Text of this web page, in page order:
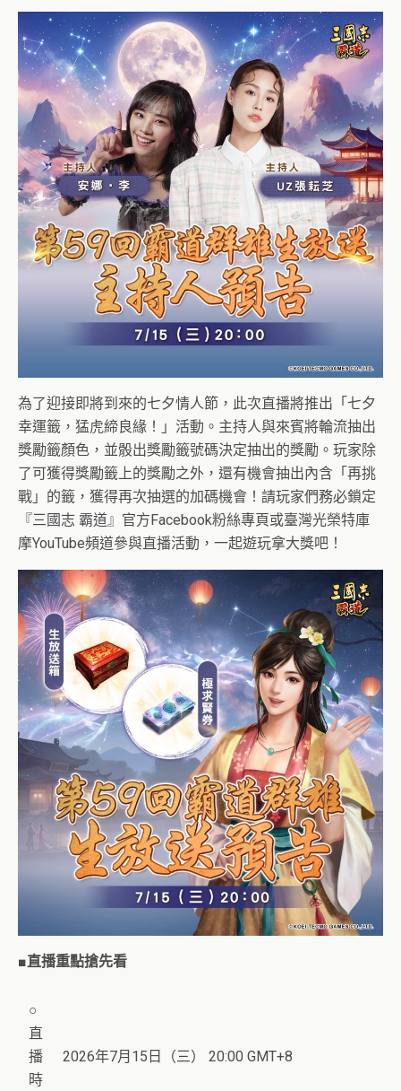
為了迎接即將到來的七夕情人節，此次直播將推出「七夕
幸運籤，猛虎締良緣！」活動。主持人與來賓將輪流抽出
獎勵籤顏色，並骰出獎勵籤號碼決定抽出的獎勵。玩家除
了可獲得獎勵籤上的獎勵之外，還有機會抽出內含「再挑
戰」的籤，獲得再次抽選的加碼機會！請玩家們務必鎖定
『三國志 霸道』官方Facebook粉絲專頁或臺灣光榮特庫
摩YouTube頻道參與直播活動，一起遊玩拿大獎吧！
■直播重點搶先看
○
直
播
時
2026年7月15日（三） 20:00 GMT+8